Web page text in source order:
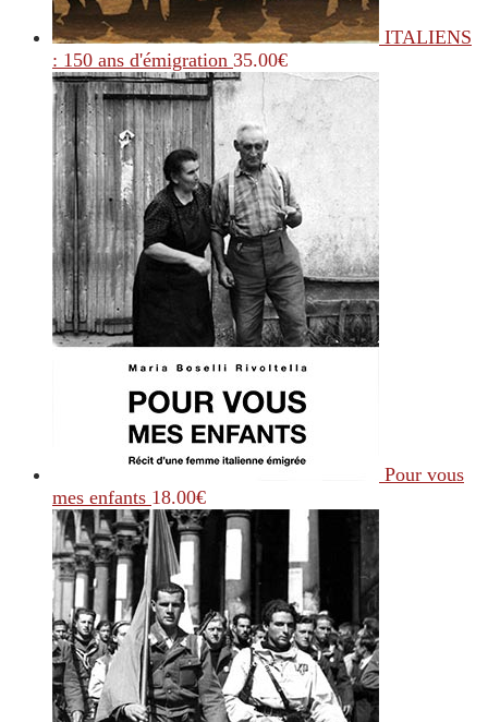
ITALIENS
: 150 ans d'émigration 35.00€
Pour vous
mes enfants 18.00€